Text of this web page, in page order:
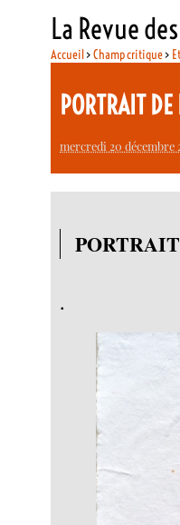
La Revue
Accueil>Champ critique>
PORTRAIT
mercredi 20 décembre
.